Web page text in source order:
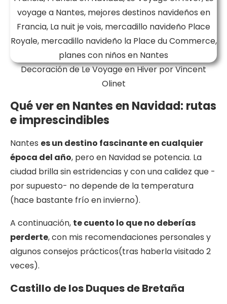
Decoración de Le Voyage en Hiver por Vincent
Olinet
Qué ver en Nantes en Navidad: rutas
e imprescindibles
Nantes es un destino fascinante en cualquier
época del año, pero en Navidad se potencia. La
ciudad brilla sin estridencias y con una calidez que -
por supuesto- no depende de la temperatura
(hace bastante frío en invierno).
A continuación, te cuento lo que no deberías
perderte, con mis recomendaciones personales y
algunos consejos prácticos(tras haberla visitado 2
veces).
Castillo de los Duques de Bretaña